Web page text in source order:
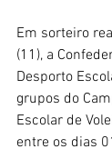
Em sorteiro
(11), a
Desporto
grupos do
Escolar de
entre os dias